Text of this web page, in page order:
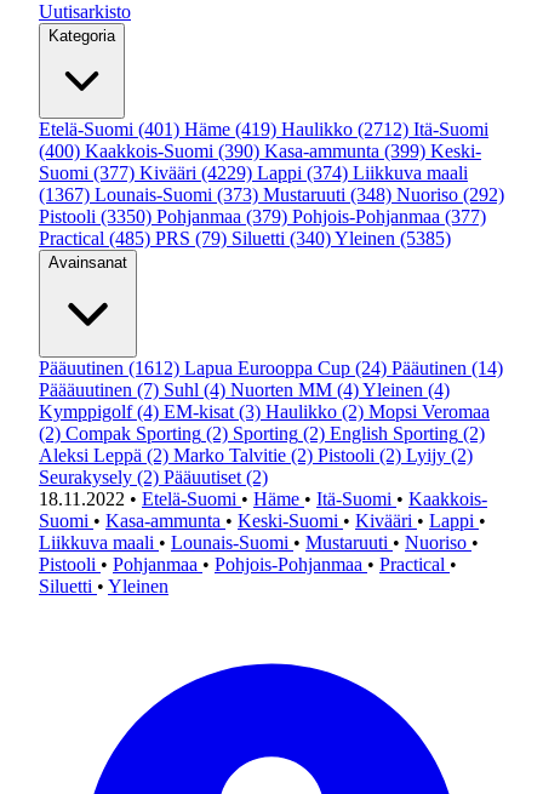
Uutisarkisto
Kategoria
Etelä-Suomi (401) Häme (419) Haulikko (2712) Itä-Suomi
(400) Kaakkois-Suomi (390) Kasa-ammunta (399) Keski-
Suomi (377) Kivääri (4229) Lappi (374) Liikkuva maali
(1367) Lounais-Suomi (373) Mustaruuti (348) Nuoriso (292)
Pistooli (3350) Pohjanmaa (379) Pohjois-Pohjanmaa (377)
Practical (485) PRS (79) Siluetti (340)Yleinen (5385)
Avainsanat
Pääuutinen (1612) Lapua Eurooppa Cup (24) Pääutinen (14)
Päääuutinen (7) Suhl (4) Nuorten MM (4)Yleinen (4)
Kymppigolf (4) EM-kisat (3) Haulikko (2) Mopsi Veromaa
(2) Compak Sporting (2) Sporting (2) English Sporting (2)
Aleksi Leppä (2) Marko Talvitie (2) Pistooli (2) Lyijy (2)
Seurakysely (2) Pääuutiset (2)
18.11.2022 • Etelä-Suomi • Häme • Itä-Suomi • Kaakkois-
Suomi • Kasa-ammunta • Keski-Suomi • Kivääri • Lappi •
Liikkuva maali • Lounais-Suomi • Mustaruuti • Nuoriso •
Pistooli • Pohjanmaa • Pohjois-Pohjanmaa • Practical •
Siluetti • Yleinen